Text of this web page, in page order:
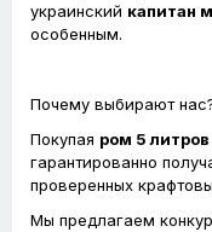
украинский капитан
особенным.
Почему выбирают
Покупая ром 5 литров
гарантированно
проверенных
Мы предлагаем